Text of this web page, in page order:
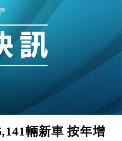
輛新車 按年增